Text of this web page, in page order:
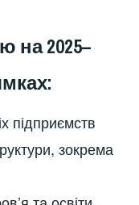
на 2025–
підприємств
зокрема